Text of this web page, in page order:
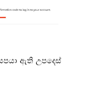
ඇති උපදෙස්